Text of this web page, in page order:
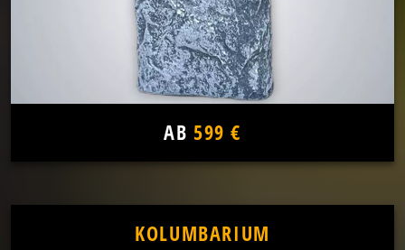
AB 599 €
KOLUMBARIUM